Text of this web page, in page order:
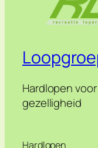
Hardlopen
gezelligheid
Hardlopen